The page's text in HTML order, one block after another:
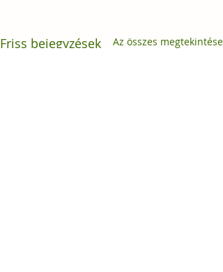
Friss bejegyzések Az összes megtekintése